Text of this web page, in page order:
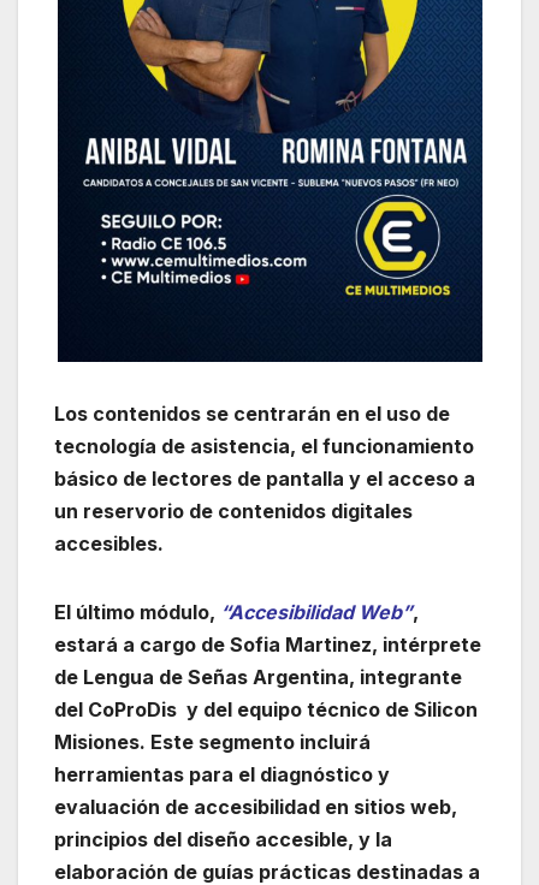
Los contenidos se centrarán en el uso de
tecnología de asistencia, el funcionamiento
básico de lectores de pantalla y el acceso a
un reservorio de contenidos digitales
accesibles.
El último módulo, “Accesibilidad Web”,
estará a cargo de Sofia Martinez, intérprete
de Lengua de Señas Argentina, integrante
del CoProDis y del equipo técnico de Silicon
Misiones. Este segmento incluirá
herramientas para el diagnóstico y
evaluación de accesibilidad en sitios web,
principios del diseño accesible, y la
elaboración de guías prácticas destinadas a